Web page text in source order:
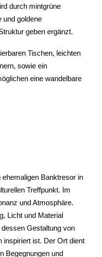
durch mintgrüne
und goldene
geben ergänzt.
Tischen, leichten
sowie ein
eine wandelbare
Banktresor in
Treffpunkt. Im
und Atmosphäre.
Licht und Material
Gestaltung von
inspiriert ist. Der Ort dient
Begegnungen und